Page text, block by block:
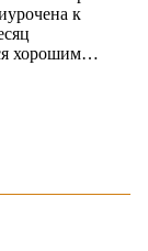
к
хорошим…